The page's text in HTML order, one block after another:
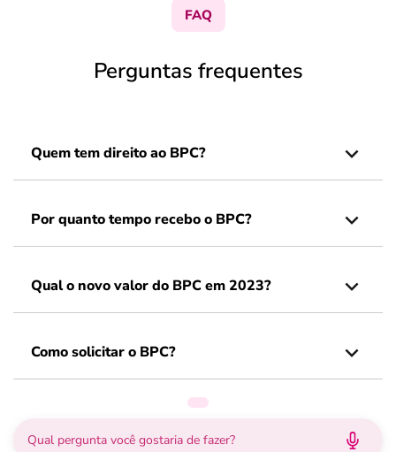
FAQ
Perguntas frequentes
Quem tem direito ao BPC?
Por quanto tempo recebo o BPC?
Qual o novo valor do BPC em 2023?
Como solicitar o BPC?